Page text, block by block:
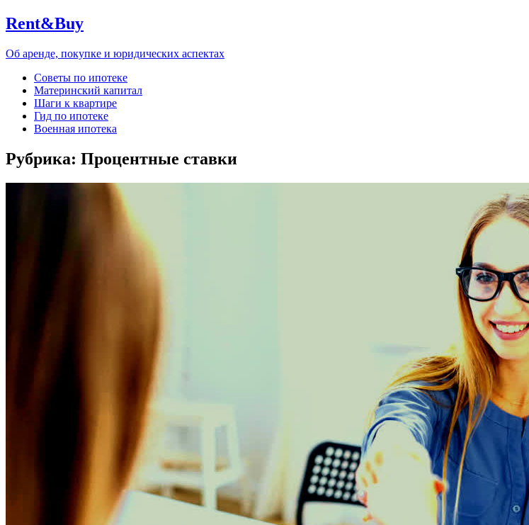
Rent&Buy
Об аренде, покупке и юридических аспектах
Советы по ипотеке
Материнский капитал
Шаги к квартире
Гид по ипотеке
Военная ипотека
Рубрика: Процентные ставки